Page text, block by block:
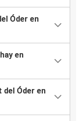
Óder en
en
Óder en